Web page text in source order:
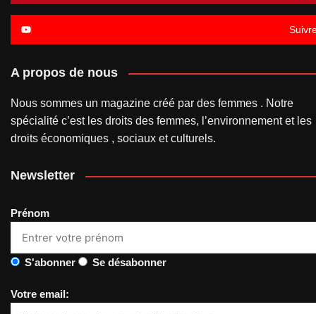
A propos de nous
Nous sommes un magazine créé par des femmes . Notre
spécialité c’est les droits des femmes, l’environnement et les
droits économiques , sociaux et culturels.
Newsletter
Prénom
S'abonner Se désabonner
Votre email: